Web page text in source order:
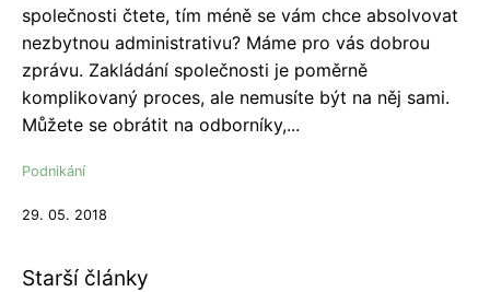
společnosti čtete, tím méně se vám chce absolvovat
nezbytnou administrativu? Máme pro vás dobrou
zprávu. Zakládání společnosti je poměrně
komplikovaný proces, ale nemusíte být na něj sami.
Můžete se obrátit na odborníky,...
Podnikání
29. 05. 2018
Starší články